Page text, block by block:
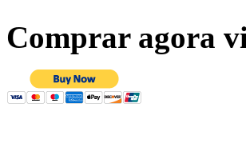
Comprar agora